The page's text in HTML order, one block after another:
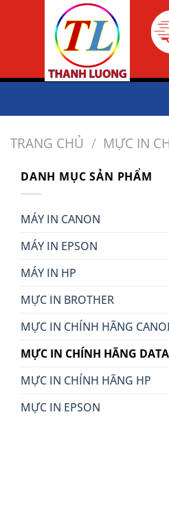
TRANG CHỦ / MỰC IN
DANH MỤC SẢN PHẨM
MÁY IN CANON
MÁY IN EPSON
MÁY IN HP
MỰC IN BROTHER
MỰC IN CHÍNH HÃNG
MỰC IN CHÍNH HÃNG
MỰC IN CHÍNH HÃNG HP
MỰC IN EPSON